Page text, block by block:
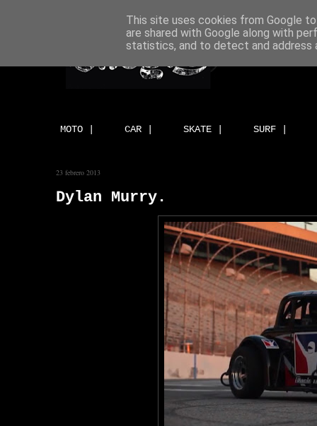
MOTO | CAR | SKATE | SURF |
23 febrero 2013
Dylan Murry.
This site uses cookies from Google
are shared with Google along with
statistics, and to detect and address